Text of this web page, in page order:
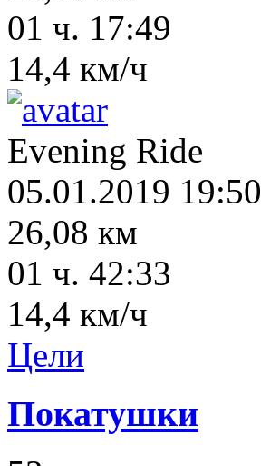
01 ч. 17:49
14,4 км/ч
Evening Ride
05.01.2019 19:50
26,08 км
01 ч. 42:33
14,4 км/ч
Цели
Покатушки